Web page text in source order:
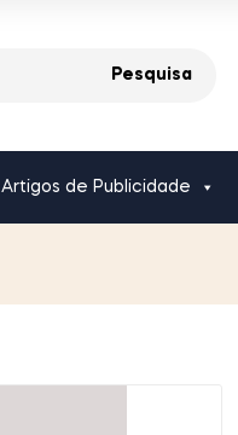
Pesquisa
Artigos de Publicidade